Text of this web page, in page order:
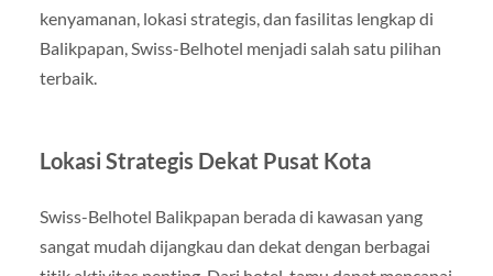
kenyamanan, lokasi strategis, dan fasilitas lengkap di
Balikpapan, Swiss-Belhotel menjadi salah satu pilihan
terbaik.
Lokasi Strategis Dekat Pusat Kota
Swiss-Belhotel Balikpapan berada di kawasan yang
sangat mudah dijangkau dan dekat dengan berbagai